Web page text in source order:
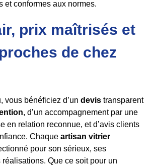
et conformes aux normes.
prix maîtrisés et
de chez
vous bénéficiez d’un devis transparent
, d’un accompagnement par une
en relation reconnue, et d’avis clients
Chaque artisan vitrier
pour son sérieux, ses
Que ce soit pour un